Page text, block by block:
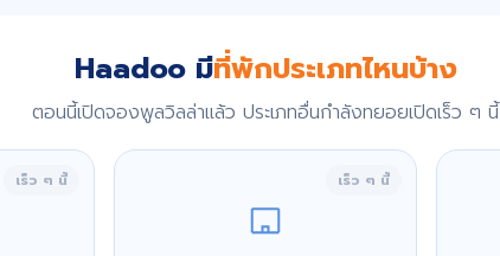
Haadoo มีที่พักประเภทไหนบ้าง
ตอนนี้เปิดจองพูลวิลล่าแล้ว ประเภทอื่นกำลังทยอยเปิดเร็ว ๆ นี้
เร็ว ๆ นี้ เร็ว ๆ นี้